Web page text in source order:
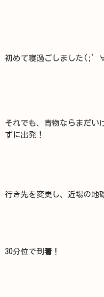
初めて寝過ごしました
それでも、青物ならまだい
ずに出発！
行き先を変更し、近場の地
30分位で到着！